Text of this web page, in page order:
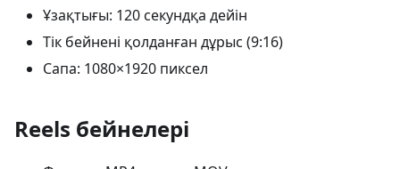
Ұзақтығы: 120 секундқа дейін
Тік бейнені қолданған дұрыс (9:16)
Сапа: 1080×1920 пиксел
Reels бейнелері